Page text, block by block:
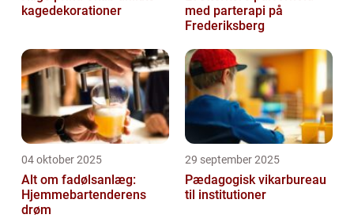
kagedekorationer
med parterapi på
Frederiksberg
04 oktober 2025
Alt om fadølsanlæg:
Hjemmebartenderens
drøm
29 september 2025
Pædagogisk vikarbureau
til institutioner